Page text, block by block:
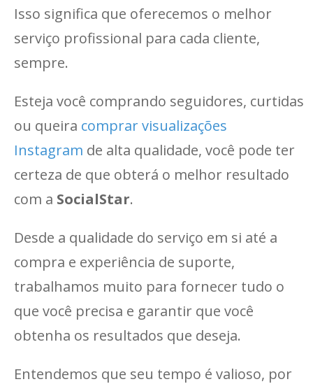
Isso significa que oferecemos o melhor
serviço profissional para cada cliente,
sempre.
Esteja você comprando seguidores, curtidas
ou queira comprar visualizações
Instagram de alta qualidade, você pode ter
certeza de que obterá o melhor resultado
com a SocialStar.
Desde a qualidade do serviço em si até a
compra e experiência de suporte,
trabalhamos muito para fornecer tudo o
que você precisa e garantir que você
obtenha os resultados que deseja.
Entendemos que seu tempo é valioso, por